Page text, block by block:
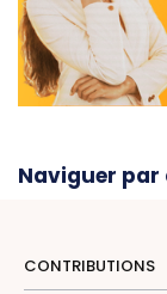
Naviguer par
CONTRIBUTIONS